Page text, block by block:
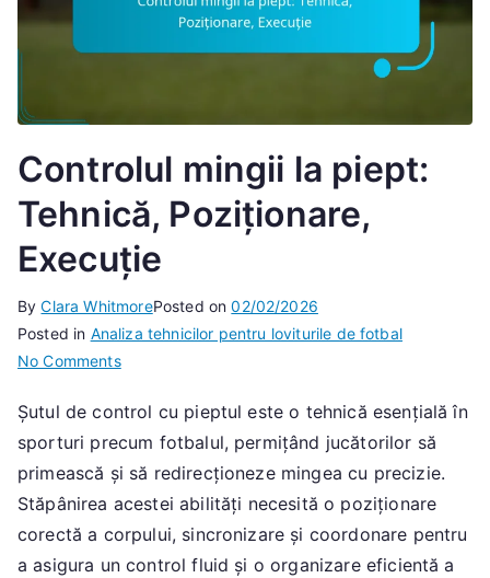
Controlul mingii la piept:
Tehnică, Poziționare,
Execuție
ByClara WhitmorePosted on02/02/2026
Posted in Analiza tehnicilor pentru loviturile de fotbal
No Commentson
mingii
la
piept:
Tehnică,
Poziționare,
Execuție
Șutul de control cu pieptul este o tehnică esențială în
sporturi precum fotbalul, permițând jucătorilor să
primească și să redirecționeze mingea cu precizie.
Stăpânirea acestei abilități necesită o poziționare
corectă a corpului, sincronizare și coordonare pentru
a asigura un control fluid și o organizare eficientă a